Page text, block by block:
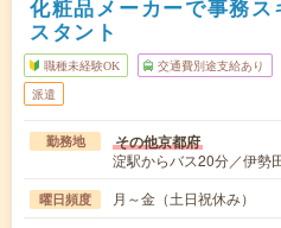
化粧品メーカーで事務
スタント
職種未経験OK 交通費別途支給あり
派遣
勤務地 その他京都府
淀駅からバス20分／伊勢
曜日頻度
月～金（土日祝休み）